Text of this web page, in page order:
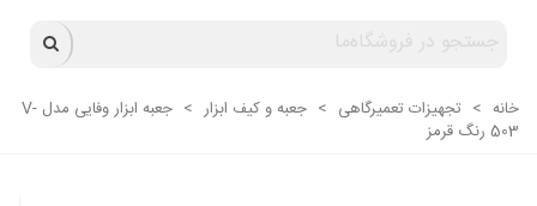
خانه > تجهیزات تعمیرگاهی > جعبه و کیف ابزار >
جعبه ابزار وفایی مدل V-
503 رنگ قرمز